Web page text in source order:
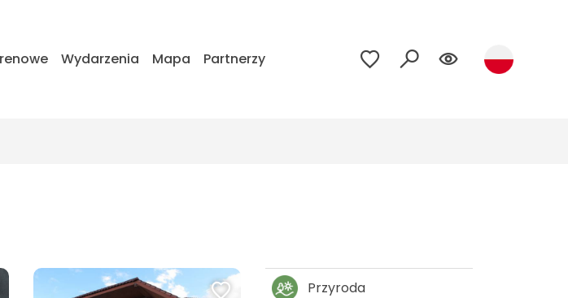
Wydarzenia Mapa Partnerzy
Przyroda